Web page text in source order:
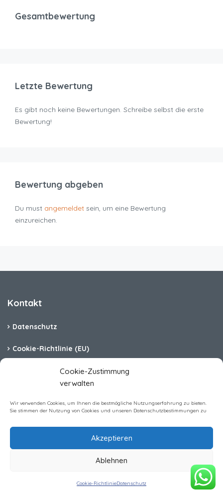
Cookie-Zustimmung
verwalten
Wir verwenden Cookies, um Ihnen die bestmögliche Nutzungserfahrung zu bieten.
Sie stimmen der Nutzung von Cookies und unseren Datenschutzbestimmungen zu
Akzeptieren
Ablehnen
Cookie-RichtlinieDatenschutz
Gesamtbewertung
Letzte Bewertung
Es gibt noch keine Bewertungen. Schreibe selbst die erste
Bewertung!
Bewertung abgeben
Du must angemeldet sein, um eine Bewertung
einzureichen.
Anfrage zur Buchung
Kontakt
Datenschutz
Cookie-Richtlinie (EU)
Barrierefreiheit
Homerent Immobilien GmbH All rights reserved